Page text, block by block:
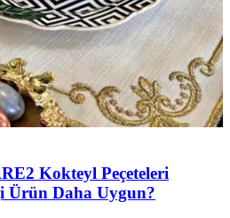
Kokteyl Peçeteleri
Ürün Daha Uygun?